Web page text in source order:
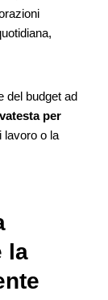
del budget ad
per
lavoro o la
la